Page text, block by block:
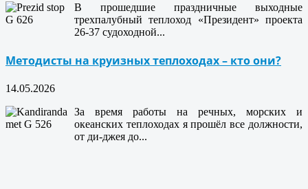
В прошедшие праздничные выходные
трехпалубный теплоход «Президент» проекта
26-37 судоходной...
Методисты на круизных теплоходах – кто они?
14.05.2026
За время работы на речных, морских и
океанских теплоходах я прошёл все должности,
от ди-джея до...